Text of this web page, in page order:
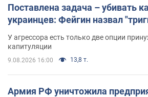
Поставлена задача – убивать
украинцев: Фейгин назвал
У агрессора есть только две опции
капитуляции
9.08.2026 16:00 13,8 т.
Армия РФ уничтожила